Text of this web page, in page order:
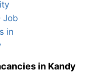
in Kandy